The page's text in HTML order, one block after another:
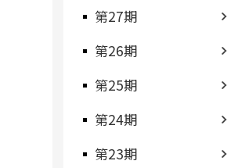
第27期
第26期
第25期
第24期
第23期